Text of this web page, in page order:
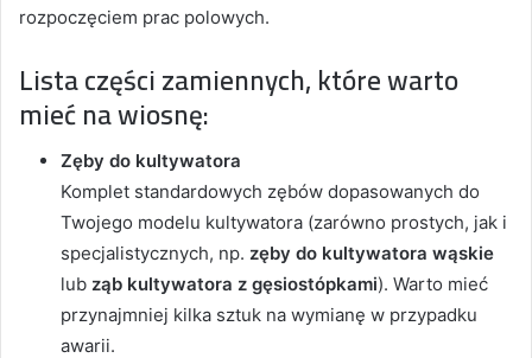
rozpoczęciem prac polowych.
Lista części zamiennych, które warto
mieć na wiosnę:
Zęby do kultywatora
Komplet standardowych zębów dopasowanych do
Twojego modelu kultywatora (zarówno prostych, jak i
specjalistycznych, np. zęby do kultywatora wąskie
lub ząb kultywatora z gęsiostópkami). Warto mieć
przynajmniej kilka sztuk na wymianę w przypadku
awarii.